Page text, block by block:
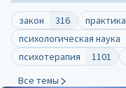
закон 316 практика
психологическая наука
психотерапия
1101
Все темы